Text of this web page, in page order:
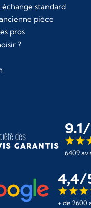
standard
pièce
pros
?
6409
4,4/
+ de 2600